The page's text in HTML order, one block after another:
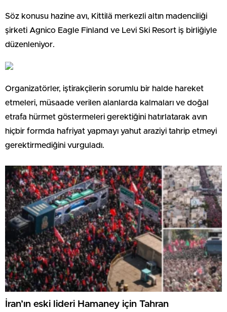
Söz konusu hazine avı, Kittilä merkezli altın madenciliği
şirketi Agnico Eagle Finland ve Levi Ski Resort iş birliğiyle
düzenleniyor.
Organizatörler, iştirakçilerin sorumlu bir halde hareket
etmeleri, müsaade verilen alanlarda kalmaları ve doğal
etrafa hürmet göstermeleri gerektiğini hatırlatarak avın
hiçbir formda hafriyat yapmayı yahut araziyi tahrip etmeyi
gerektirmediğini vurguladı.
İran’ın eski lideri Hamaney için Tahran